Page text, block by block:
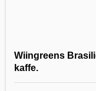
Wiingreens
kaffe.